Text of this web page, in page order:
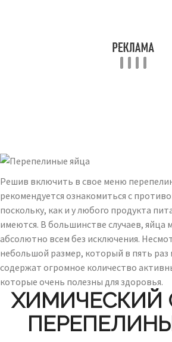
Решив включить в свое меню
рекомендуется ознакомиться с
поскольку, как и у любого продукта
имеются. В большинстве случаев, яйца
абсолютно всем без исключения.
небольшой размер, который в пять
содержат огромное количество
которые очень полезны для здоровья.
ХИМИЧЕСКИЙ